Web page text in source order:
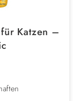
Katzen –